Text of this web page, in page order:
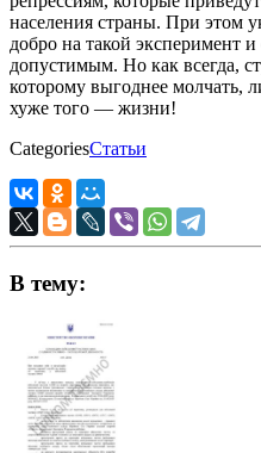
населения страны. При этом
добро на такой эксперимент и
допустимым. Но как всегда,
которому выгоднее молчать,
хуже того — жизни!
CategoriesСтатьи
В тему: